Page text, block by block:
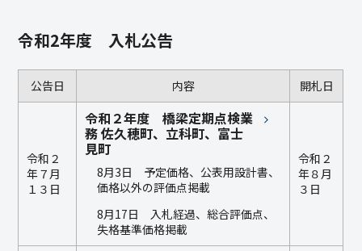
令和2年度 入札公告
公告日 内容 開札日
令和２
年７月
１３日
令和２年度 橋梁定期点検業
務 佐久穂町、立科町、富士
見町
8月3日 予定価格、公表用設計書、
価格以外の評価点掲載
8月17日 入札経過、総合評価点、
失格基準価格掲載
令和２
年８月
３日